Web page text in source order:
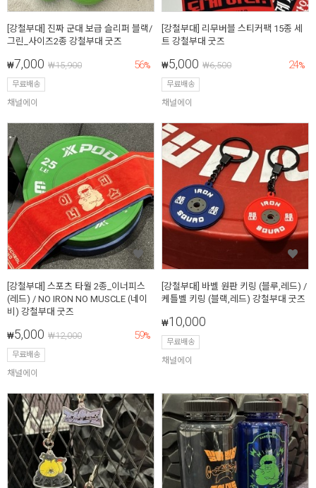
[강철부대] 진짜 군대 보급 슬리퍼 블랙/
그린_사이즈2종 강철부대 굿즈
₩7,000 ₩15,900 56%
무료배송
채널에이
[강철부대] 리무버블 스티커팩 15종 세
트 강철부대 굿즈
₩5,000 ₩6,500 24%
무료배송
채널에이
[강철부대] 스포츠 타월 2종_이너피스
(레드) / NO IRON NO MUSCLE (네이
비) 강철부대 굿즈
₩5,000 ₩12,000 59%
무료배송
채널에이
[강철부대] 바벨 원판 키링 (블루,레드) /
케틀벨 키링 (블랙,레드) 강철부대 굿즈
₩10,000
무료배송
채널에이